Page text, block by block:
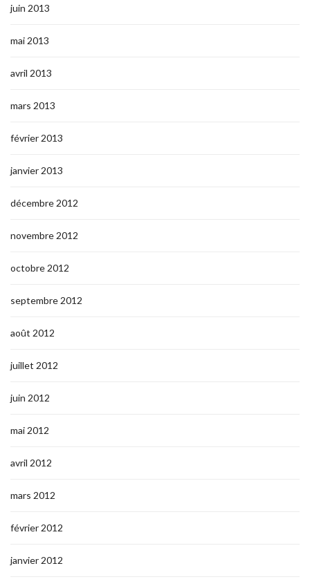
juin 2013
mai 2013
avril 2013
mars 2013
février 2013
janvier 2013
décembre 2012
novembre 2012
octobre 2012
septembre 2012
août 2012
juillet 2012
juin 2012
mai 2012
avril 2012
mars 2012
février 2012
janvier 2012